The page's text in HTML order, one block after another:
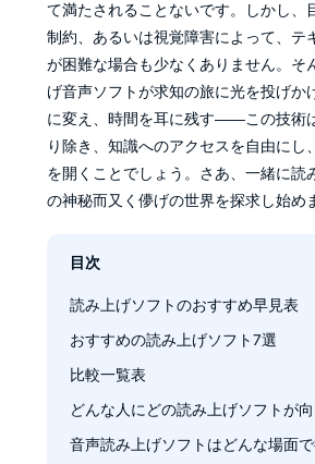
て満たされることないです。しかし、
制約、あるいは視覚障害によって、テ
が困難な場合も少なくありません。そ
げ音声ソフトが求知の旅に光を投げか
に変え、時間を耳に残す――この技術
り除き、知識へのアクセスを自由にし
を開くことでしょう。さあ、一緒に読
の神秘而又く儚げの世界を探求し始め
目次
読み上げソフトのおすすめ早見表
おすすめの読み上げソフト7選
1. BookFab AudioBook 作成
2. VOICEVOX
3. 音読さん
比較一覧表
どんな人にどの読み上げソフトが
音声読み上げソフトはどんな場面